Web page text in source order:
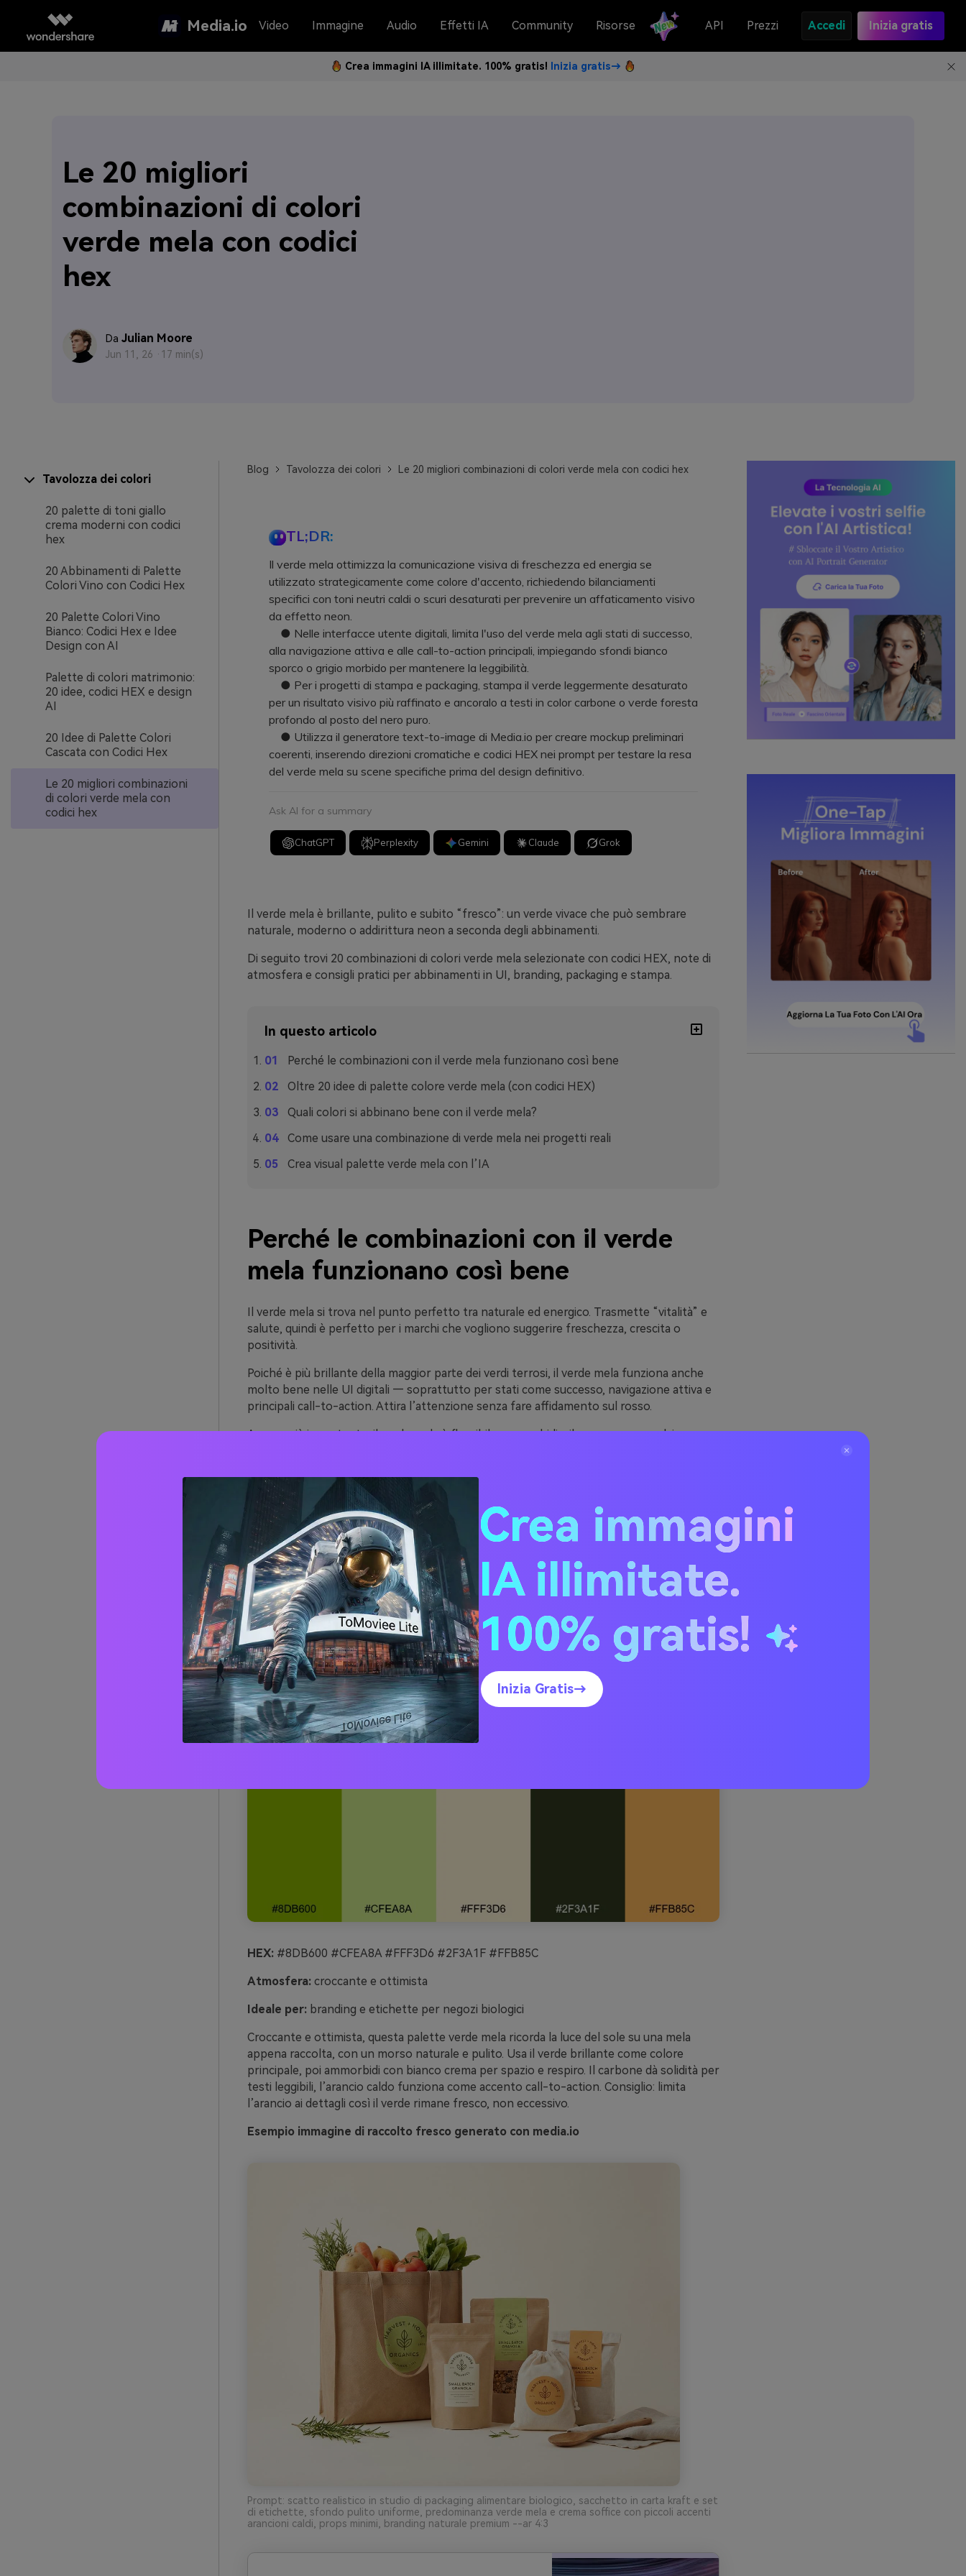
Media.io Video Immagine Audio Effetti IA Community Risorse API Prezzi Accedi Inizia gratis
Crea immagini IA illimitate. 100% gratis! Inizia gratis→
Le 20 migliori
combinazioni di colori
verde mela con codici
hex
Da Julian Moore
Jun 11, 26 · 17 min(s)
Tavolozza dei colori
20 palette di toni giallo
crema moderni con codici
hex
20 Abbinamenti di Palette
Colori Vino con Codici Hex
20 Palette Colori Vino
Bianco: Codici Hex e Idee
Design con AI
Palette di colori matrimonio:
20 idee, codici HEX e design
AI
20 Idee di Palette Colori
Cascata con Codici Hex
Le 20 migliori combinazioni
di colori verde mela con
codici hex
Blog Tavolozza dei colori Le 20 migliori combinazioni di colori verde mela con codici hex
TL;DR:
Il verde mela ottimizza la comunicazione visiva di freschezza ed energia se
utilizzato strategicamente come colore d'accento, richiedendo bilanciamenti
specifici con toni neutri caldi o scuri desaturati per prevenire un affaticamento visivo
da effetto neon.
● Nelle interfacce utente digitali, limita l'uso del verde mela agli stati di successo,
alla navigazione attiva e alle call-to-action principali, impiegando sfondi bianco
sporco o grigio morbido per mantenere la leggibilità.
● Per i progetti di stampa e packaging, stampa il verde leggermente desaturato
per un risultato visivo più raffinato e ancoralo a testi in color carbone o verde foresta
profondo al posto del nero puro.
● Utilizza il generatore text-to-image di Media.io per creare mockup preliminari
coerenti, inserendo direzioni cromatiche e codici HEX nei prompt per testare la resa
del verde mela su scene specifiche prima del design definitivo.
Ask AI for a summary
ChatGPT Perplexity Gemini Claude Grok
Il verde mela è brillante, pulito e subito “fresco”: un verde vivace che può sembrare
naturale, moderno o addirittura neon a seconda degli abbinamenti.
Di seguito trovi 20 combinazioni di colori verde mela selezionate con codici HEX, note di
atmosfera e consigli pratici per abbinamenti in UI, branding, packaging e stampa.
In questo articolo
Perché le combinazioni con il verde mela funzionano così bene
Oltre 20 idee di palette colore verde mela (con codici HEX)
Quali colori si abbinano bene con il verde mela?
Come usare una combinazione di verde mela nei progetti reali
Crea visual palette verde mela con l’IA
Perché le combinazioni con il verde
mela funzionano così bene
Il verde mela si trova nel punto perfetto tra naturale ed energico. Trasmette “vitalità” e
salute, quindi è perfetto per i marchi che vogliono suggerire freschezza, crescita o
positività.
Poiché è più brillante della maggior parte dei verdi terrosi, il verde mela funziona anche
molto bene nelle UI digitali — soprattutto per stati come successo, navigazione attiva e
principali call-to-action. Attira l’attenzione senza fare affidamento sul rosso.
Ancora più importante, il verde mela è flessibile: ammorbidiscilo con crema e salvia per un
Oltre 20 idee di palette colore verde
mela (con codici HEX)
1) Raccolto fresco
HEX:#8DB600 #CFEA8A #FFF3D6 #2F3A1F #FFB85C
Atmosfera:croccante e ottimista
Ideale per:branding e etichette per negozi biologici
Croccante e ottimista, questa palette verde mela ricorda la luce del sole su una mela
appena raccolta, con un morso naturale e pulito. Usa il verde brillante come colore
principale, poi ammorbidi con bianco crema per spazio e respiro. Il carbone dà solidità per
testi leggibili, l’arancio caldo funziona come accento call-to-action. Consiglio: limita
l’arancio ai dettagli così il verde rimane fresco, non eccessivo.
Esempio immagine di raccolto fresco generato con media.io
Prompt: scatto realistico in studio di packaging alimentare biologico, sacchetto in carta kraft e set
di etichette, sfondo pulito uniforme, predominanza verde mela e crema soffice con piccoli accenti
arancioni caldi, props minimi, branding naturale premium --ar 4:3
Crea immagini
IA illimitate.
100% gratis!
Inizia Gratis→